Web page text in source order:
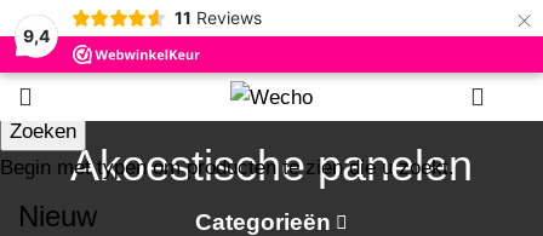
9,4
11 Reviews ×
Akoestische panelen
Categorieën
Zoeken
Begin met typen om producten te zien die u zoekt.
Nieuw